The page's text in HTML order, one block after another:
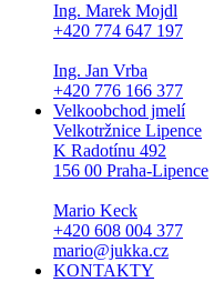
Ing. Marek Mojdl
+420 774 647 197
Ing. Jan Vrba
+420 776 166 377
Velkoobchod jmelí
Velkotržnice Lipence
K Radotínu 492
156 00 Praha-Lipence
Mario Keck
+420 608 004 377
mario@jukka.cz
KONTAKTY